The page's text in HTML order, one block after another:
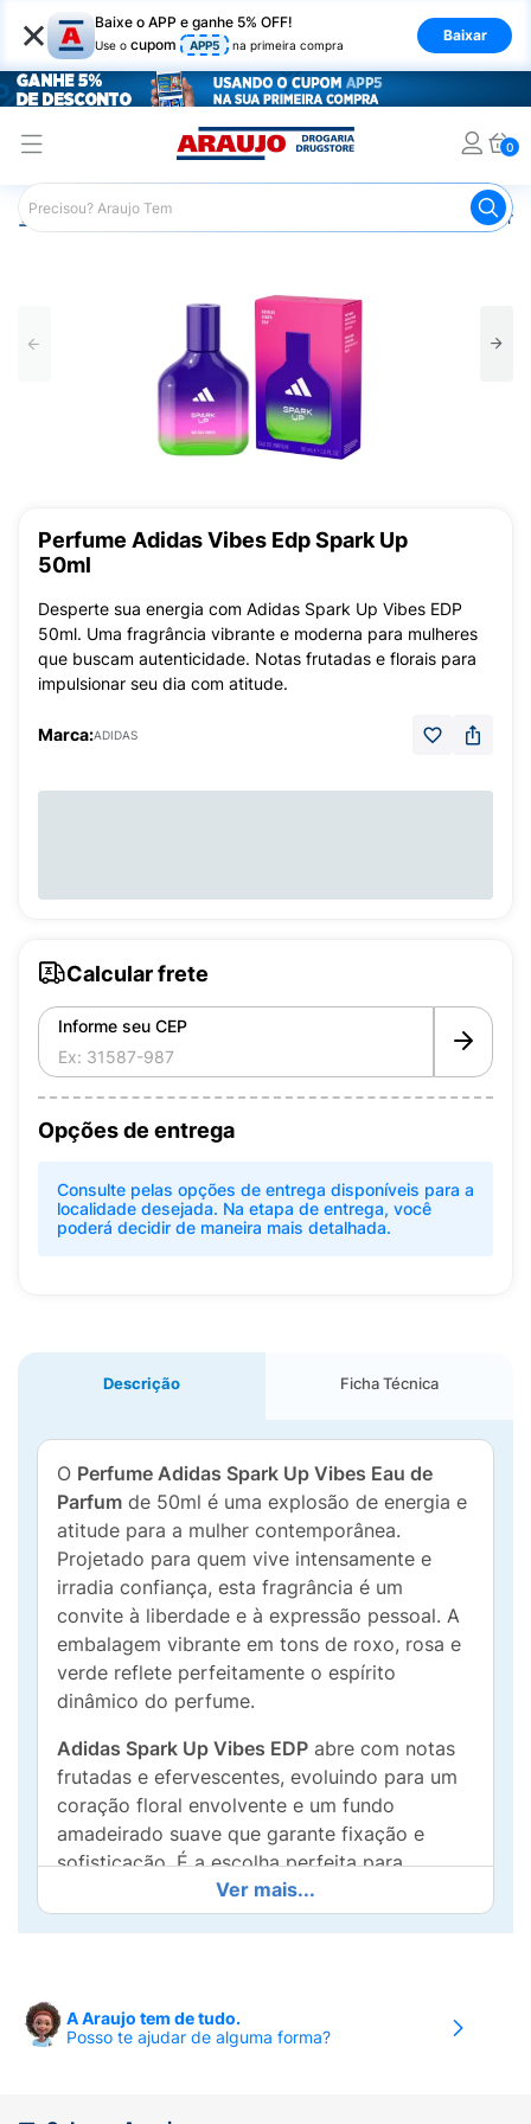
× Baixe o APP e ganhe 5% OFF!
Use o cupom APP5 na primeira compra
Baixar
0
Araujo Beleza e Cuidados
Perfume Adidas Vibes Edp Spark Up
50ml
Desperte sua energia com Adidas Spark Up Vibes EDP
50ml. Uma fragrância vibrante e moderna para mulheres
que buscam autenticidade. Notas frutadas e florais para
impulsionar seu dia com atitude.
Marca:ADIDAS
Calcular frete
Informe seu CEP
Opções de entrega
Consulte pelas opções de entrega disponíveis para a
localidade desejada. Na etapa de entrega, você
poderá decidir de maneira mais detalhada.
Descrição Ficha Técnica
O Perfume Adidas Spark Up Vibes Eau de
Parfum de 50ml é uma explosão de energia e
atitude para a mulher contemporânea.
Projetado para quem vive intensamente e
irradia confiança, esta fragrância é um
convite à liberdade e à expressão pessoal. A
embalagem vibrante em tons de roxo, rosa e
verde reflete perfeitamente o espírito
dinâmico do perfume.
Adidas Spark Up Vibes EDP abre com notas
frutadas e efervescentes, evoluindo para um
coração floral envolvente e um fundo
amadeirado suave que garante fixação e
sofisticação. É a escolha perfeita para
acompanhar você em todas as suas
aventuras, desde um dia agitado na cidade
Fragrância Vibrante:Combinação única de
Longa Duração:
Ver mais...
A Araujo tem de tudo.
Posso te ajudar de alguma forma?